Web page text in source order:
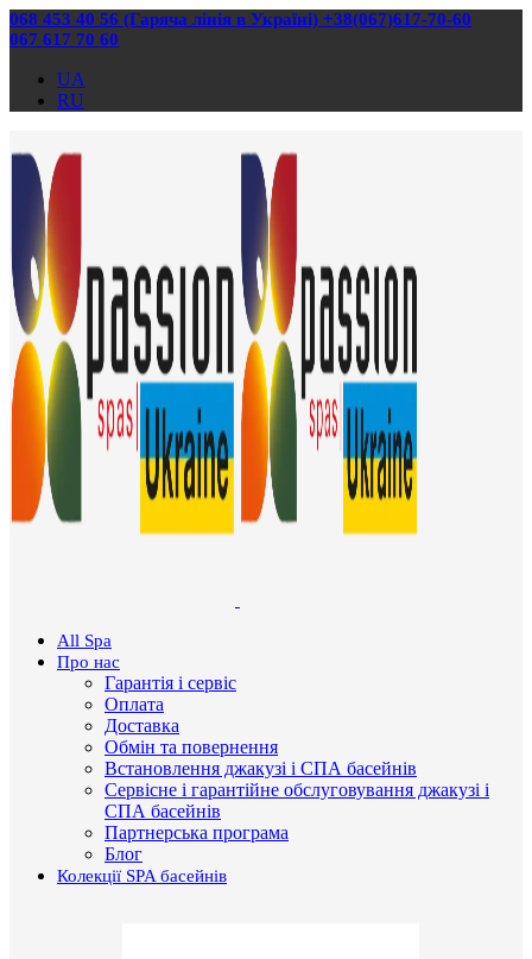
068 453 40 56 (Гаряча лінія в Україні) +38(067)617-70-60
067 617 70 60
UA
RU
All Spa
Про нас
Гарантія і сервіс
Оплата
Доставка
Обмін та повернення
Встановлення джакузі і СПА басейнів
Сервісне і гарантійне обслуговування джакузі і
СПА басейнів
Партнерська програма
Блог
Колекції SPA басейнів